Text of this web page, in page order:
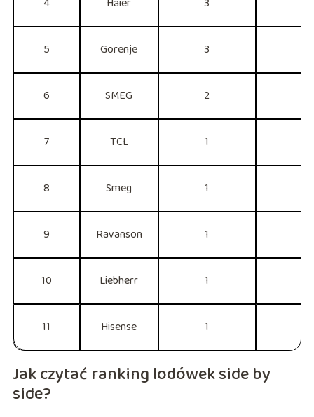
5 Gorenje 3
6 SMEG 2
7 TCL 1
8 Smeg 1
9 Ravanson 1
10 Liebherr 1
11 Hisense 1
Jak czytać ranking lodówek side by
side?